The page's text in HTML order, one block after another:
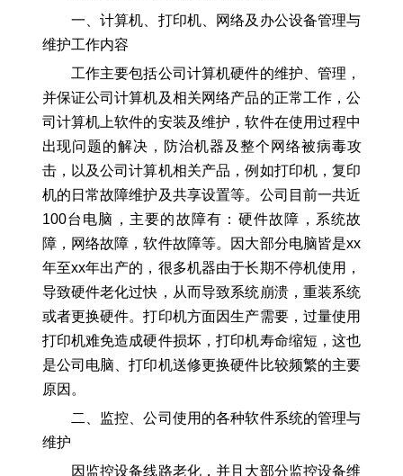
一、计算机、打印机、网络及办公设备管理与
维护工作内容
工作主要包括公司计算机硬件的维护、管理，
并保证公司计算机及相关网络产品的正常工作，公
司计算机上软件的安装及维护，软件在使用过程中
出现问题的解决，防治机器及整个网络被病毒攻
击，以及公司计算机相关产品，例如打印机，复印
机的日常故障维护及共享设置等。公司目前一共近
100台电脑，主要的故障有：硬件故障，系统故
障，网络故障，软件故障等。因大部分电脑皆是xx
年至xx年出产的，很多机器由于长期不停机使用，
导致硬件老化过快，从而导致系统崩溃，重装系统
或者更换硬件。打印机方面因生产需要，过量使用
打印机难免造成硬件损坏，打印机寿命缩短，这也
是公司电脑、打印机送修更换硬件比较频繁的主要
原因。
二、监控、公司使用的各种软件系统的管理与
维护
因监控设备线路老化，并且大部分监控设备维